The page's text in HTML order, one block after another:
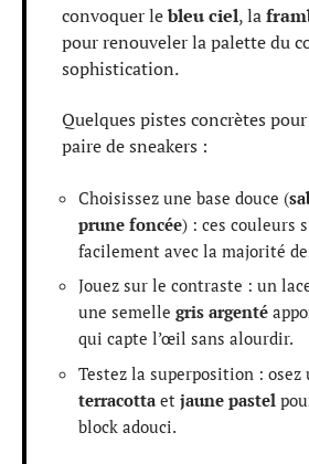
convoquer lebleu ciel, la
pour renouveler la palette du
sophistication.
Quelques pistes concrètes
paire de sneakers :
Choisissez une base douce (
prune foncée) : ces couleurs
facilement avec la majorité
Jouez sur le contraste : un
une semelle gris argenté
qui capte l’œil sans alourdir.
Testez la superposition : osez
terracottaet jaune pastel
block adouci.